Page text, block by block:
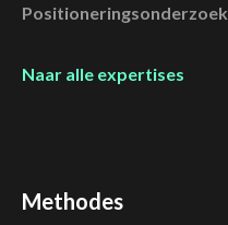
Positioneringsonderzoek
Naar alle expertises
Methodes